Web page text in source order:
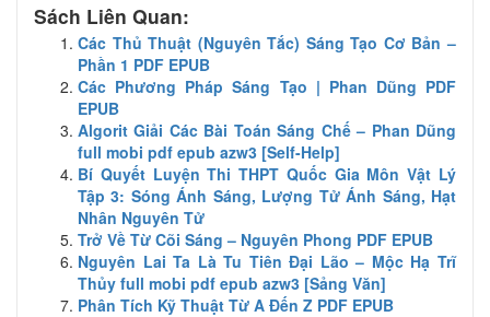
Sách Liên Quan:
Các Thủ Thuật (Nguyên Tắc) Sáng Tạo Cơ Bản –
Phần 1 PDF EPUB
Các Phương Pháp Sáng Tạo | Phan Dũng PDF
EPUB
Algorit Giải Các Bài Toán Sáng Chế – Phan Dũng
full mobi pdf epub azw3 [Self-Help]
Bí Quyết Luyện Thi THPT Quốc Gia Môn Vật Lý
Tập 3: Sóng Ánh Sáng, Lượng Tử Ánh Sáng, Hạt
Nhân Nguyên Tử
Trở Về Từ Cõi Sáng – Nguyên Phong PDF EPUB
Nguyên Lai Ta Là Tu Tiên Đại Lão – Mộc Hạ Trĩ
Thủy full mobi pdf epub azw3 [Sảng Văn]
Phân Tích Kỹ Thuật Từ A Đến Z PDF EPUB